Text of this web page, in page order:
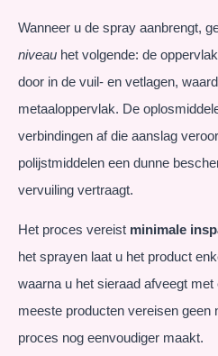
Wanneer u de spray aanbrengt,
niveau het volgende: de
door in de vuil- en vetlagen,
metaaloppervlak. De
verbindingen af die aanslag
polijstmiddelen een dunne
vervuiling vertraagt.
Het proces vereist minimale
het sprayen laat u het product
waarna u het sieraad afveegt
meeste producten vereisen geen
proces nog eenvoudiger maakt.